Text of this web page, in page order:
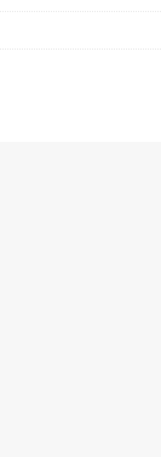
#5: Zwei Tage
Singh startet am